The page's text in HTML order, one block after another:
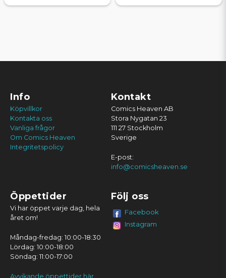
Info
Köpvillkor
Kontakta oss
Vanliga frågor
Om Comics Heaven
Integritetspolicy
Kontakt
Comics Heaven AB
Stora Nygatan 23
111 27 Stockholm
Sverige
E-post:
info@comicsheaven.se
Öppettider
Vi har öppet varje dag, hela
året om!
Måndag-fredag: 10:00-18:30
Lördag: 10:00-18:00
Söndag: 11:00-17:00
Avvikande öppettider här.
Följ oss
Facebook
Instagram